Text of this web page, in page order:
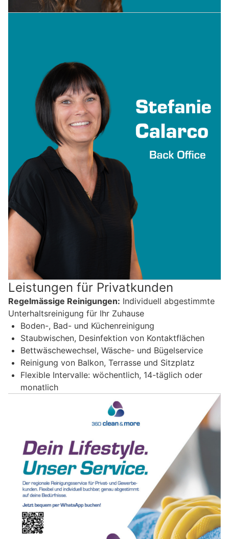
Leistungen für Privatkunden
Regelmässige Reinigungen: Individuell abgestimmte
Unterhaltsreinigung für Ihr Zuhause
Boden-, Bad- und Küchenreinigung
Staubwischen, Desinfektion von Kontaktflächen
Bettwäschewechsel, Wäsche- und Bügelservice
Reinigung von Balkon, Terrasse und Sitzplatz
Flexible Intervalle: wöchentlich, 14-täglich oder
monatlich